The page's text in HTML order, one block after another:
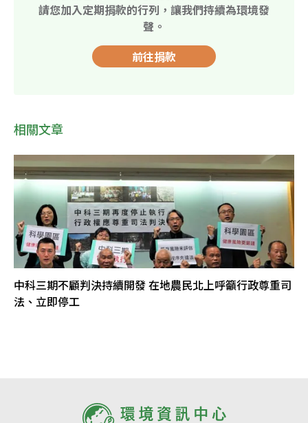
請您加入定期捐款的行列，讓我們持續為環境發
聲。
前往捐款
相關文章
中科三期不顧判決持續開發 在地農民北上呼籲行政尊重司
法、立即停工